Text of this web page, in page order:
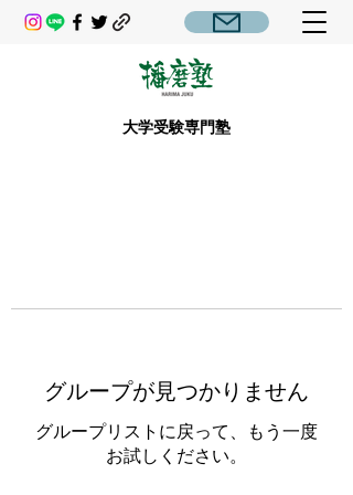
大学受験専門塾
グループが見つかりません
グループリストに戻って、もう一度
お試しください。